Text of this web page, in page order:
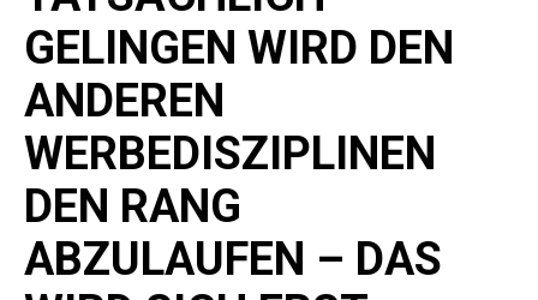
GELINGEN WIRD DEN
ANDEREN
WERBEDISZIPLINEN
DEN RANG
ABZULAUFEN – DAS